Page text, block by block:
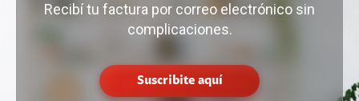
Recibí tu factura por correo electrónico sin
complicaciones.
Suscribite aquí